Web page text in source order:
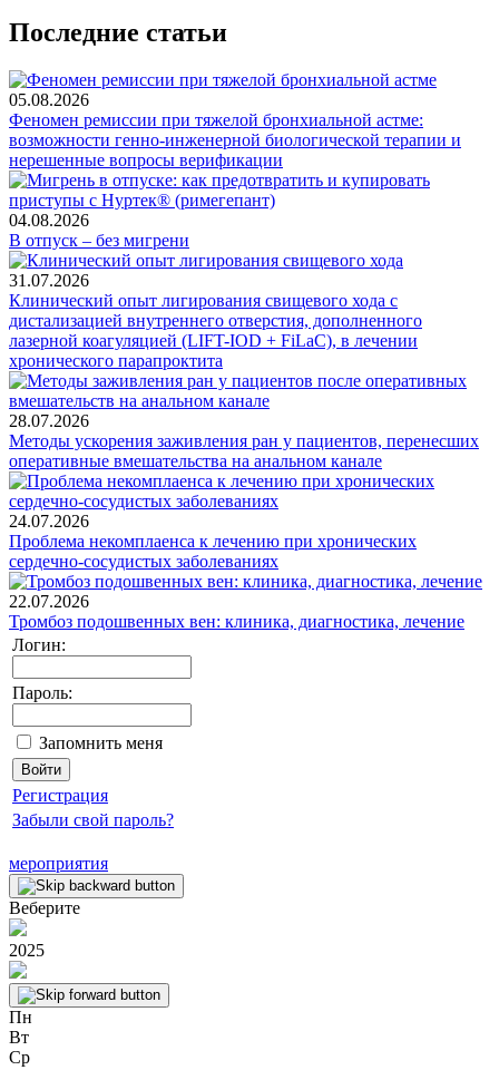
Последние статьи
05.08.2026
Феномен ремиссии при тяжелой бронхиальной астме:
возможности генно-инженерной биологической терапии и
нерешенные вопросы верификации
04.08.2026
В отпуск – без мигрени
31.07.2026
Клинический опыт лигирования свищевого хода с
дистализацией внутреннего отверстия, дополненного
лазерной коагуляцией (LIFT-IOD + FiLaC), в лечении
хронического парапроктита
28.07.2026
Методы ускорения заживления ран у пациентов, перенесших
оперативные вмешательства на анальном канале
24.07.2026
Проблема некомплаенса к лечению при хронических
сердечно-сосудистых заболеваниях
22.07.2026
Тромбоз подошвенных вен: клиника, диагностика, лечение
Логин:
Пароль:
Запомнить меня
Регистрация
Забыли свой пароль?
мероприятия
Веберите
2025
Пн
Вт
Ср